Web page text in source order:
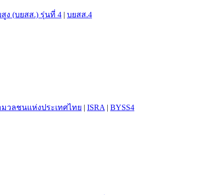
ง (บยสส.) รุ่นที่ 4 | บยสส.4
วลชนแห่งประเทศไทย | ISRA | BYSS4